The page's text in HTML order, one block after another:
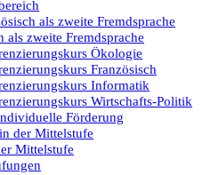
als zweite Fremdsprache
als zweite Fremdsprache
Ökologie
Französisch
Informatik
Wirtschafts-Politik
Förderung
der Mittelstufe
Mittelstufe